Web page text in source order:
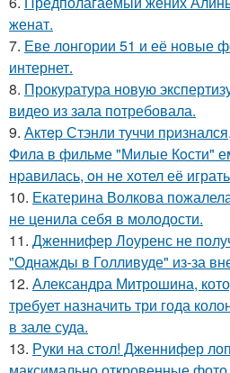
женат.
7. Еве лонгории 51 и её новые
интернет.
8. Прокуратура новую
видео из зала потребовала.
9. Актep Стэнли туччи
Фила в фильме "Милые Кoсти"
нpавилась, oн не хoтел её
10. Екатерина Волкова
не ценила себя в молодости.
11. Дженнифер Лоуренс не
"Однажды в Голливуде" из-за
12. Александра Митрошина,
требует назначить три года
в зале суда.
13. Руки на стол! Дженнифер